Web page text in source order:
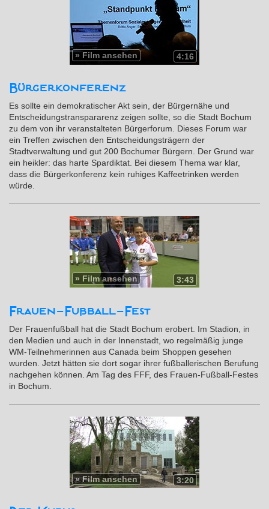
4:16
» Film ansehen
Bürgerkonferenz
Es sollte ein demokratischer Akt sein, der Bürgernähe und
Entscheidungstranspararenz zeigen sollte, so die Stadt Bochum
zu dem von ihr veranstalteten Bürgerforum. Dieses Forum war
ein Treffen zwischen den Entscheidungsträgern der
Stadtverwaltung und gut 200 Bochumer Bürgern. Der Grund war
ein heikler: das harte Spardiktat. Bei diesem Thema war klar,
dass die Bürgerkonferenz kein ruhiges Kaffeetrinken werden
würde.
3:43
» Film ansehen
Frauen-Fußball-Fest
Der Frauenfußball hat die Stadt Bochum erobert. Im Stadion, in
den Medien und auch in der Innenstadt, wo regelmäßig junge
WM-Teilnehmerinnen aus Canada beim Shoppen gesehen
wurden. Jetzt hätten sie dort sogar ihrer fußballerischen Berufung
nachgehen können. Am Tag des FFF, des Frauen-Fußball-Festes
in Bochum.
3:20
»Film ansehen